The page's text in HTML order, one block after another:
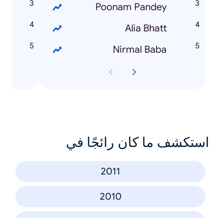
Poonam Pandey
Alia Bhatt
Nirmal Baba
استكشف ما كان رائجًا في
2011
2010